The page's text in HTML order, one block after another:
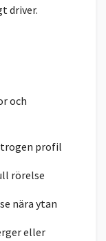
driver.
och
profil
rörelse
nära ytan
eller